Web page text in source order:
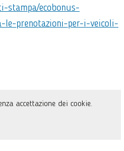
stampa/ecobonus-
le-prenotazioni-per-i-veicoli-
accettazione dei cookie.